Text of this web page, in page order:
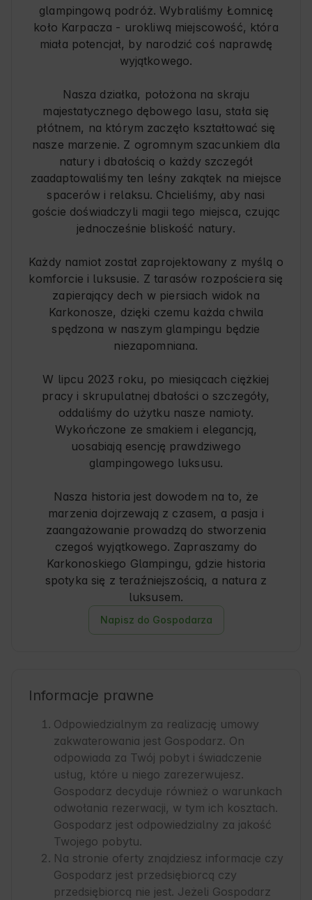
glampingową podróż. Wybraliśmy Łomnicę
koło Karpacza - urokliwą miejscowość, która
miała potencjał, by narodzić coś naprawdę
wyjątkowego.
Nasza działka, położona na skraju
majestatycznego dębowego lasu, stała się
płótnem, na którym zaczęło kształtować się
nasze marzenie. Z ogromnym szacunkiem dla
natury i dbałością o każdy szczegół
zaadaptowaliśmy ten leśny zakątek na miejsce
spacerów i relaksu. Chcieliśmy, aby nasi
goście doświadczyli magii tego miejsca, czując
jednocześnie bliskość natury.
Każdy namiot został zaprojektowany z myślą o
komforcie i luksusie. Z tarasów rozpościera się
zapierający dech w piersiach widok na
Karkonosze, dzięki czemu każda chwila
spędzona w naszym glampingu będzie
niezapomniana.
W lipcu 2023 roku, po miesiącach ciężkiej
pracy i skrupulatnej dbałości o szczegóły,
oddaliśmy do użytku nasze namioty.
Wykończone ze smakiem i elegancją,
uosabiają esencję prawdziwego
glampingowego luksusu.
Nasza historia jest dowodem na to, że
marzenia dojrzewają z czasem, a pasja i
zaangażowanie prowadzą do stworzenia
czegoś wyjątkowego. Zapraszamy do
Karkonoskiego Glampingu, gdzie historia
spotyka się z teraźniejszością, a natura z
luksusem.
Napisz do Gospodarza
Informacje prawne
Odpowiedzialnym za realizację umowy
zakwaterowania jest Gospodarz. On
odpowiada za Twój pobyt i świadczenie
usług, które u niego zarezerwujesz.
Gospodarz decyduje również o warunkach
odwołania rezerwacji, w tym ich kosztach.
Gospodarz jest odpowiedzialny za jakość
Twojego pobytu.
Na stronie oferty znajdziesz informacje czy
Gospodarz jest przedsiębiorcą czy
przedsiębiorcą nie jest. Jeżeli Gospodarz